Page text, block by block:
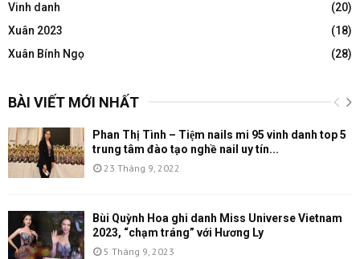
Vinh danh
(20)
Xuân 2023
(18)
Xuân Bính Ngọ
(28)
BÀI VIẾT MỚI NHẤT
Phan Thị Tình – Tiệm nails mi 95 vinh danh top 5
trung tâm đào tạo nghề nail uy tín...
23 Tháng 9, 2022
Bùi Quỳnh Hoa ghi danh Miss Universe Vietnam
2023, “chạm tráng” với Hương Ly
5 Tháng 9, 2023